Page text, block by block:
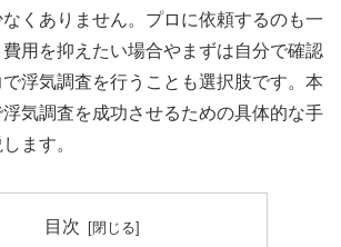
くありません。プロに依頼するのも一
用を抑えたい場合やまずは自分で確認
浮気調査を行うことも選択肢です。本
気調査を成功させるための具体的な手
ます。
目次